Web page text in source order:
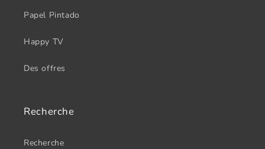
Papel Pintado
Happy TV
Des offres
Recherche
Recherche